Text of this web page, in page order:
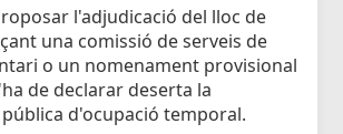
l'adjudicació del lloc de
una comissió de serveis de
o un nomenament provisional
de declarar deserta la
d'ocupació temporal.